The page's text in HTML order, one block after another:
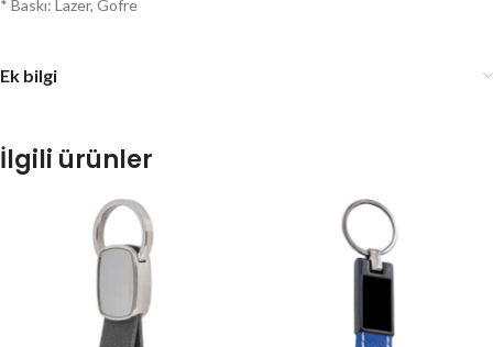
* Baskı: Lazer, Gofre
Ek bilgi
İlgili ürünler